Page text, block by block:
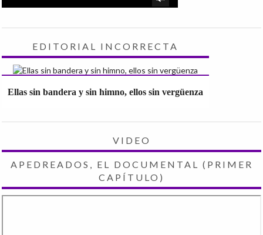
EDITORIAL INCORRECTA
Ellas sin bandera y sin himno, ellos sin vergüenza
VIDEO
APEDREADOS, EL DOCUMENTAL (PRIMER
CAPÍTULO)